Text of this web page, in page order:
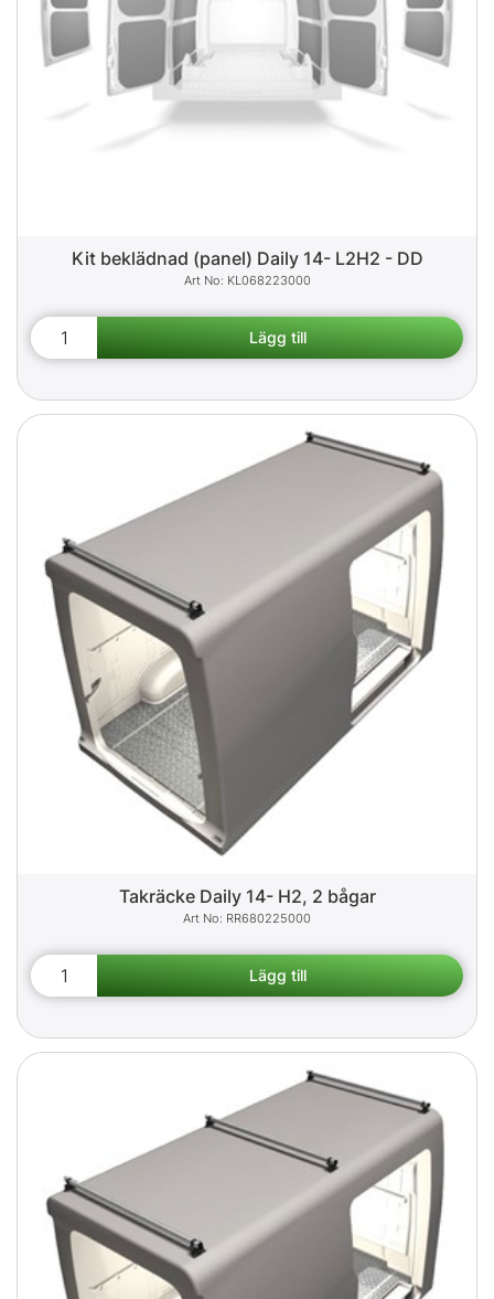
Kit beklädnad (panel) Daily 14- L2H2 - DD
KL068223000
Takräcke Daily 14- H2, 2 bågar
RR680225000